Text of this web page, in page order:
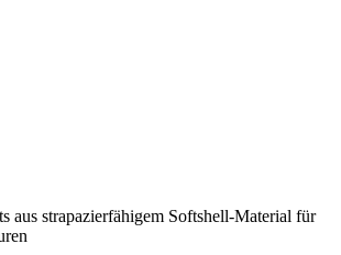
aus strapazierfähigem Softshell-Material für